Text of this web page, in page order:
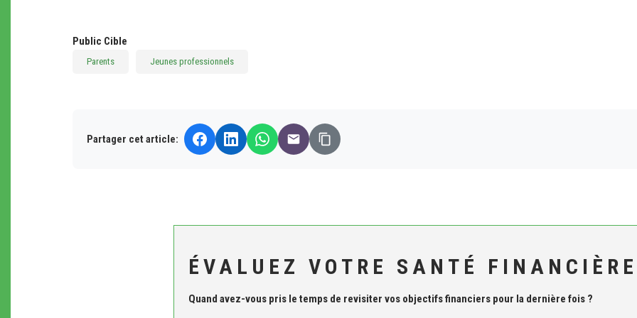
Public Cible
Parents Jeunes professionnels
Partager cet article:
ÉVALUEZ VOTRE SANTÉ FINANCIÈRE
Quand avez-vous pris le temps de revisiter vos objectifs financiers pour la dernière fois ?